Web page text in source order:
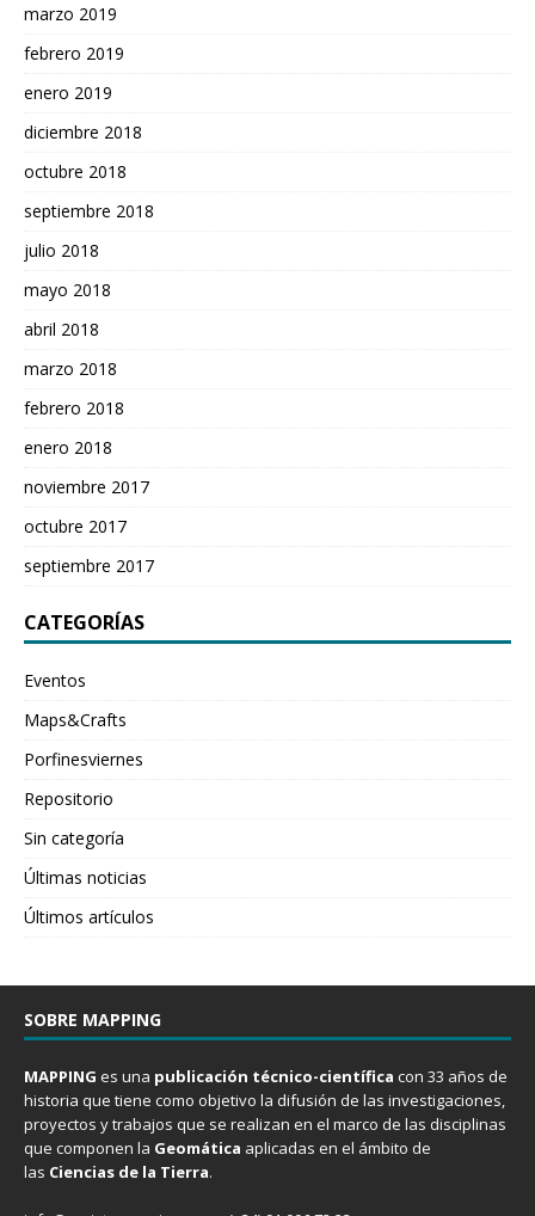
marzo 2019
febrero 2019
enero 2019
diciembre 2018
octubre 2018
septiembre 2018
julio 2018
mayo 2018
abril 2018
marzo 2018
febrero 2018
enero 2018
noviembre 2017
octubre 2017
septiembre 2017
CATEGORÍAS
Eventos
Maps&Crafts
Porfinesviernes
Repositorio
Sin categoría
Últimas noticias
Últimos artículos
SOBRE MAPPING
MAPPING es una publicación técnico-científica con 33 años de
historia que tiene como objetivo la difusión de las investigaciones,
proyectos y trabajos que se realizan en el marco de las disciplinas
que componen la Geomática aplicadas en el ámbito de
las Ciencias de la Tierra.